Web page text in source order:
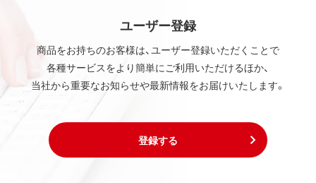
ユーザー登録
商品をお持ちのお客様は、ユーザー登録いただくことで
各種サービスをより簡単にご利用いただけるほか、
当社から重要なお知らせや最新情報をお届けいたします。
登録する